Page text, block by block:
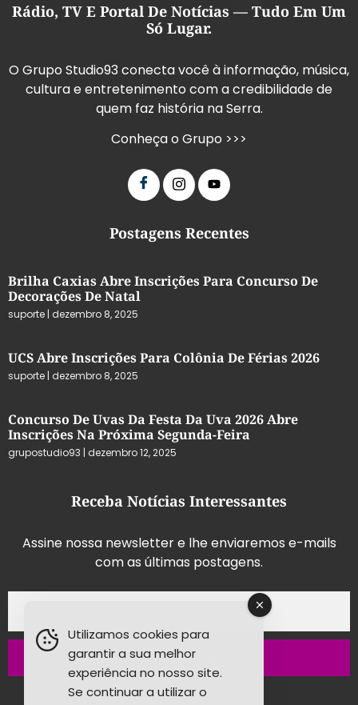
Rádio, TV E Portal De Notícias — Tudo Em Um
Só Lugar.
O Grupo Studio93 conecta você à informação, música,
cultura e entretenimento com a credibilidade de
quem faz história na Serra.
Conheça o Grupo >>>
Postagens Recentes
Brilha Caxias Abre Inscrições Para Concurso De
Decorações De Natal
suporte dezembro 8, 2025
UCS Abre Inscrições Para Colônia De Férias 2026
suporte dezembro 8, 2025
Concurso De Uvas Da Festa Da Uva 2026 Abre
Inscrições Na Próxima Segunda-Feira
grupostudio93 dezembro 12, 2025
Receba Notícias Interessantes
Assine nossa newsletter e lhe enviaremos e-mails
com as últimas postagens.
Inscrever-se
Utilizamos cookies para
garantir a sua melhor
experiência no nosso site.
Se continuar a utilizar o